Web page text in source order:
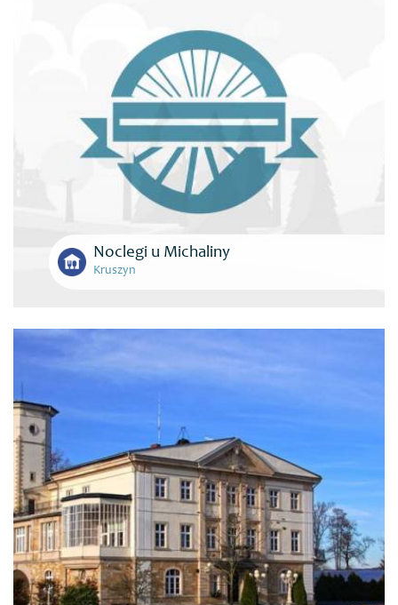
Noclegi u Michaliny
Kruszyn